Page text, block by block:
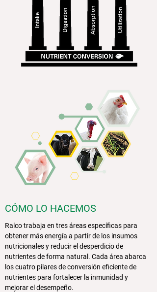
CÓMO LO HACEMOS
Ralco trabaja en tres áreas específicas para
obtener más energía a partir de los insumos
nutricionales y reducir el desperdicio de
nutrientes de forma natural. Cada área abarca
los cuatro pilares de conversión eficiente de
nutrientes para fortalecer la inmunidad y
mejorar el desempeño.